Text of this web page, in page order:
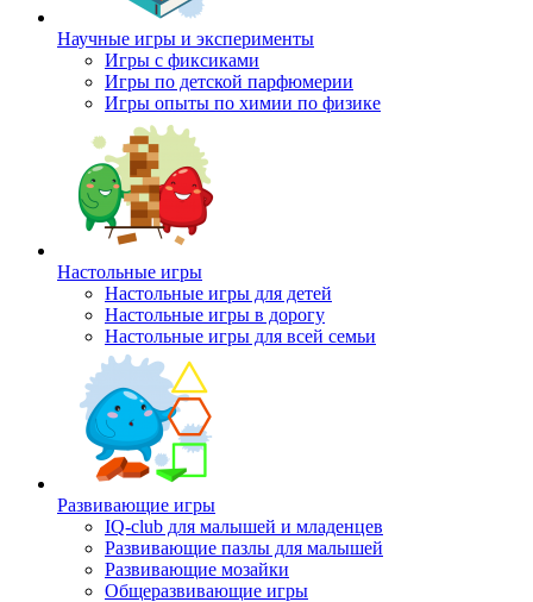
Научные игры и эксперименты
Игры с фиксиками
Игры по детской парфюмерии
Игры опыты по химии по физике
Настольные игры
Настольные игры для детей
Настольные игры в дорогу
Настольные игры для всей семьи
Развивающие игры
IQ-club для малышей и младенцев
Развивающие пазлы для малышей
Развивающие мозайки
Общеразвивающие игры